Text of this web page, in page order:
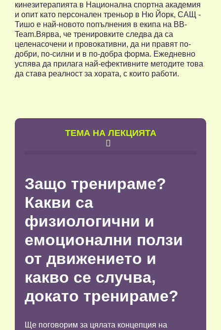
кинезитерапията в Национална спортна академия
и опит като персонален треньор в Ню Йорк, САЩ -
Тишо е най-новото попълнения в екипа на BB-
Team.Вярва, че тренировките следва да са
целенасочени и провокативни, да ни правят по-
добри, по-силни и в по-добра форма. Ежедневно
успява да прилага най-ефективните методите това
да става реалност за хората, с които работи.
TЕМА НА ЛЕКЦИЯТА

Защо тренираме?
Какви са
физиологични и
емоционални ползи
от движението и
какво се случва,
докато тренираме?
Ще поговорим за цялата концепция на